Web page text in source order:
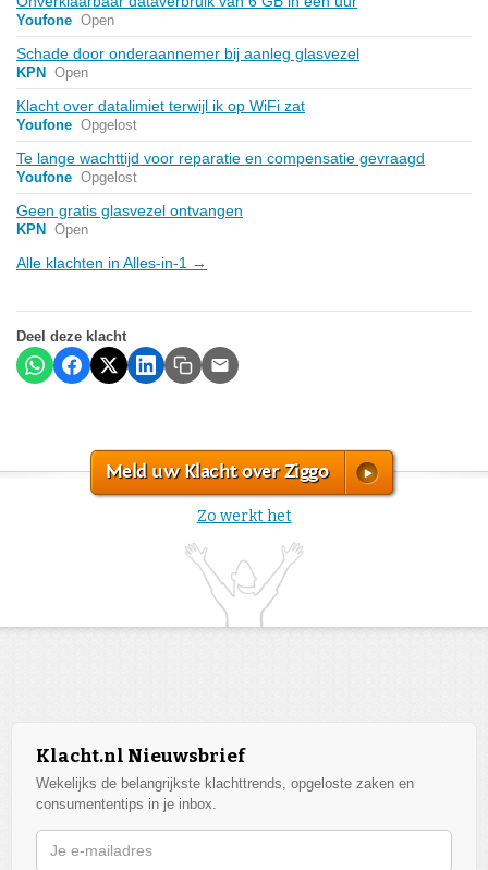
Youfone Open
Schade door onderaannemer bij aanleg glasvezel
KPN Open
Klacht over datalimiet terwijl ik op WiFi zat
Youfone Opgelost
Te lange wachttijd voor reparatie en compensatie gevraagd
Youfone Opgelost
Geen gratis glasvezel ontvangen
KPN Open
Alle klachten in Alles-in-1 →
Deel deze klacht
Meld uw Klacht over Ziggo
Zo werkt het
Klacht.nl Nieuwsbrief
Wekelijks de belangrijkste klachttrends, opgeloste zaken en
consumententips in je inbox.